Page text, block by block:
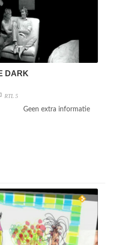
DARK
RTL 5
Geen extra informatie